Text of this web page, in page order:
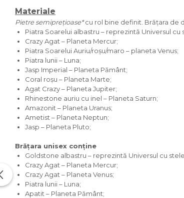
Materiale
Pietre semiprețioase*cu rol bine definit. Brățara de
Piatra Soarelui albastru – reprezintă Universul cu
Crazy Agat – Planeta Mercur;
Piatra Soarelui Auriu/roșu/maro – planeta Venus;
Piatra lunii – Luna;
Jasp Imperial – Planeta Pământ;
Coral roșu – Planeta Marte;
Agat Crazy – Planeta Jupiter;
Rhinestone auriu cu inel – Planeta Saturn;
Amazonit – Planeta Uranus;
Ametist – Planeta Neptun;
Jasp – Planeta Pluto;
Brățara unisex conține
Goldstone albastru – reprezintă Universul cu
Crazy Agat – Planeta Mercur;
Crazy Agat – Planeta Venus;
Piatra lunii – Luna;
Apatit – Planeta Pământ;